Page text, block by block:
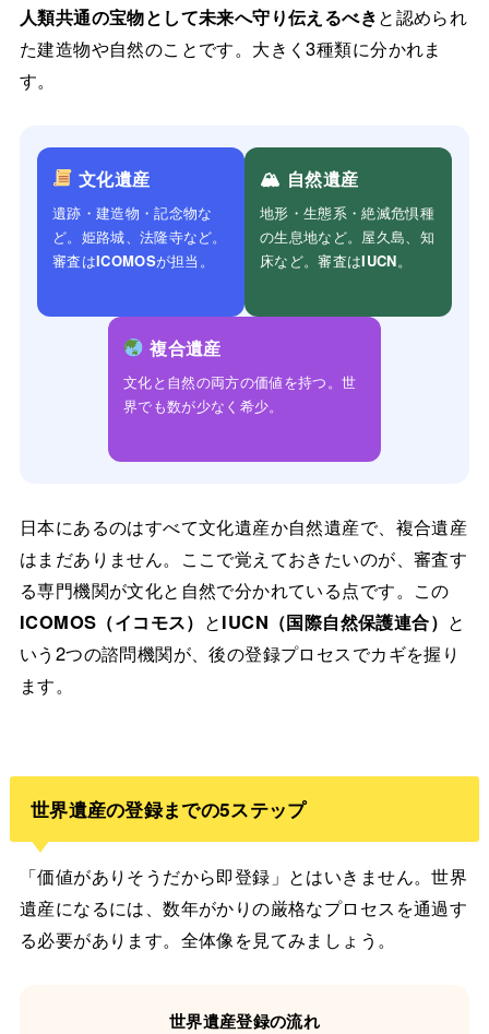
人類共通の宝物として未来へ守り伝えるべきと認められ
た建造物や自然のことです。大きく3種類に分かれま
す。
文化遺産
遺跡・建造物・記念物な
ど。姫路城、法隆寺など。
審査はICOMOSが担当。
🏔 自然遺産
地形・生態系・絶滅危惧種
の生息地など。屋久島、知
床など。審査はIUCN。
複合遺産
文化と自然の両方の価値を持つ。世
界でも数が少なく希少。
日本にあるのはすべて文化遺産か自然遺産で、複合遺産
はまだありません。ここで覚えておきたいのが、審査す
る専門機関が文化と自然で分かれている点です。この
ICOMOS（イコモス） とIUCN（国際自然保護連合） と
いう2つの諮問機関が、後の登録プロセスでカギを握り
ます。
世界遺産の登録までの5ステップ
「価値がありそうだから即登録」とはいきません。世界
遺産になるには、数年がかりの厳格なプロセスを通過す
る必要があります。全体像を見てみましょう。
世界遺産登録の流れ